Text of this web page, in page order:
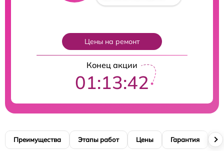
Цены на ремонт
Конец акции
01:13:40
Преимущества Этапы работ Цены Гарантия